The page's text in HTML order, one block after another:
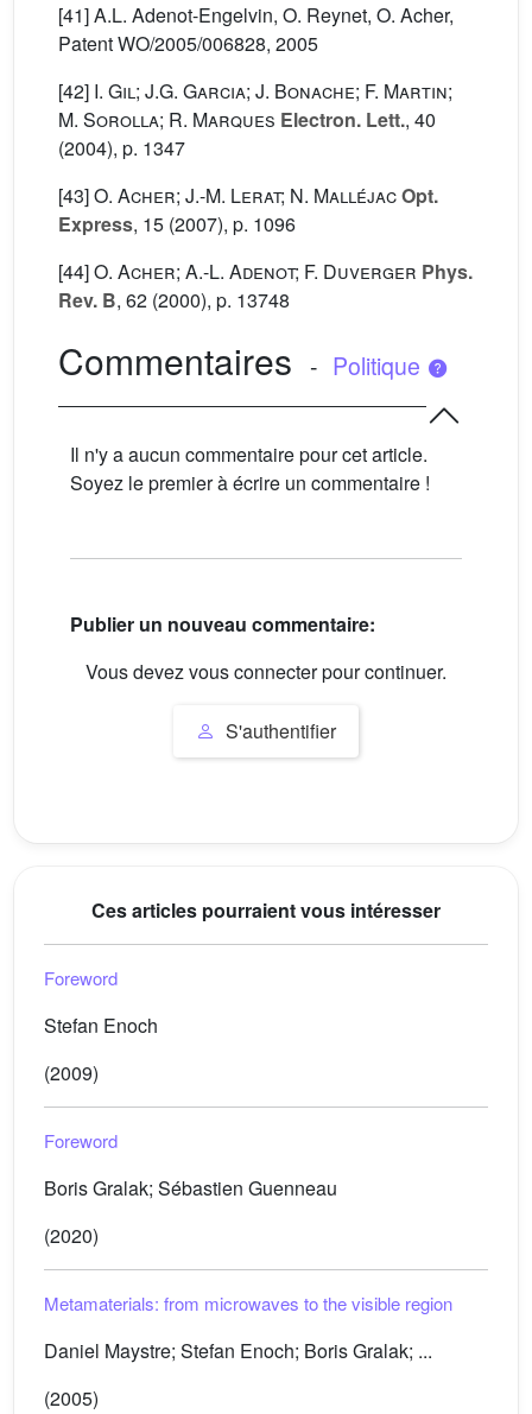
[41] A.L. Adenot-Engelvin, O. Reynet, O. Acher,
Patent WO/2005/006828, 2005
[42] I. Gil; J.G. Garcia; J. Bonache; F. Martin;
M. Sorolla; R. Marques Electron. Lett., 40
(2004), p. 1347
[43]O. Acher; J.-M. Lerat; N. MalléjacOpt.
Express, 15 (2007), p. 1096
[44]O. Acher; A.-L. Adenot; F. Duverger Phys.
Rev. B, 62 (2000), p. 13748
Commentaires - Politique
Il n'y a aucun commentaire pour cet article.
Soyez le premier à écrire un commentaire !
Publier un nouveau commentaire:
Vous devez vous connecter pour continuer.
S'authentifier
Ces articles pourraient vous intéresser
Foreword
Stefan Enoch
(2009)
Foreword
Boris Gralak; Sébastien Guenneau
(2020)
Metamaterials: from microwaves to the visible region
Daniel Maystre; Stefan Enoch; Boris Gralak; ...
(2005)